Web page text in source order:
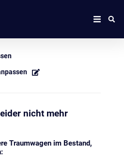
nicht mehr
Traumwagen im Bestand,